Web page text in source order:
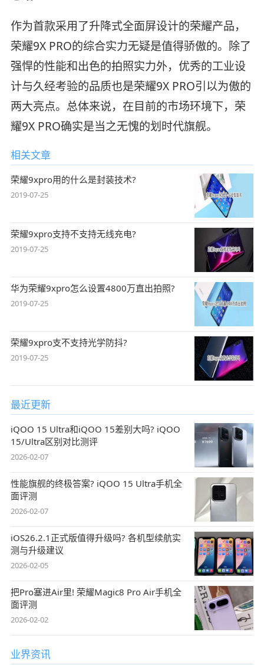
作为首款采用了升降式全面屏设计的荣耀产品，
荣耀9X PRO的综合实力无疑是值得骄傲的。除了
强悍的性能和出色的拍照实力外，优秀的工业设
计与久经考验的品质也是荣耀9X PRO引以为傲的
两大亮点。总体来说，在目前的市场环境下，荣
耀9X PRO确实是当之无愧的划时代旗舰。
相关文章
荣耀9xpro用的什么是封装技术?
2019-07-25
荣耀9xpro支持不支持无线充电?
2019-07-25
华为荣耀9xpro怎么设置4800万直出拍照?
2019-07-25
荣耀9xpro支不支持光学防抖?
2019-07-25
最近更新
iQOO 15 Ultra和iQOO 15差别大吗? iQOO
15/Ultra区别对比测评
2026-02-07
性能旗舰的终极答案? iQOO 15 Ultra手机全
面评测
2026-02-07
iOS26.2.1正式版值得升级吗? 各机型续航实
测与升级建议
2026-02-05
把Pro塞进Air里! 荣耀Magic8 Pro Air手机全
面评测
2026-02-02
业界资讯